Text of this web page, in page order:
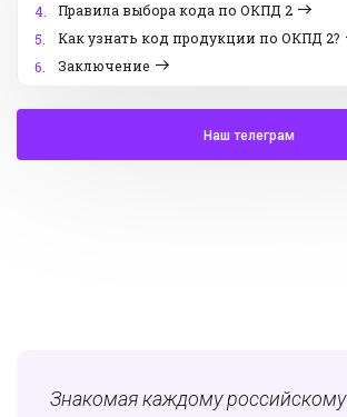
4.
Правила выбора кода по ОКПД 2
5.
Как узнать код продукции по ОКПД 2?
6.
Заключение
Наш телеграм
Знакомая каждому российскому